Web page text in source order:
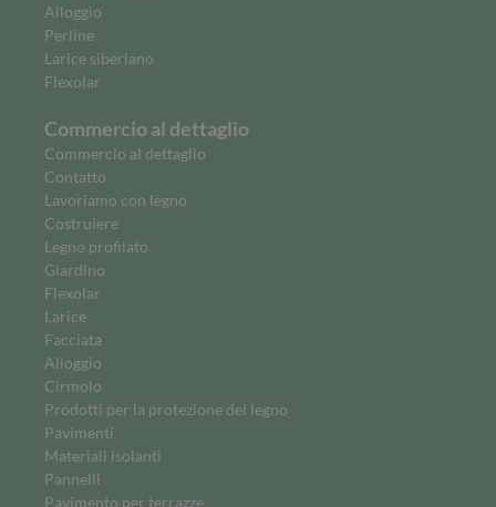
Alloggio
Perline
Larice siberiano
Flexolar
Commercio al dettaglio
Commercio al dettaglio
Contatto
Lavoriamo con legno
Costruiere
Legno profilato
Giardino
Flexolar
Larice
Facciata
Alloggio
Cirmolo
Prodotti per la protezione del legno
Pavimenti
Materiali isolanti
Pannelli
Pavimento per terrazze